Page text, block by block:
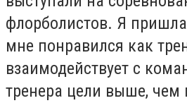
флорболистов. Я
мне понравился как
взаимодействует с
тренера цели выше, чем